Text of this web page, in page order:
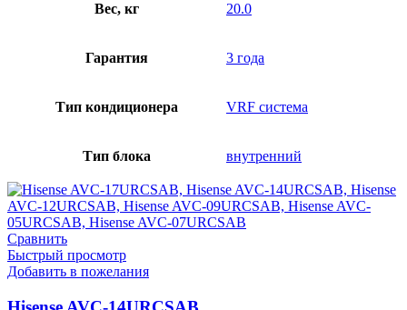
Вес, кг 20.0
Гарантия 3 года
Тип кондиционера VRF система
Тип блока внутренний
Сравнить
Быстрый просмотр
Добавить в пожелания